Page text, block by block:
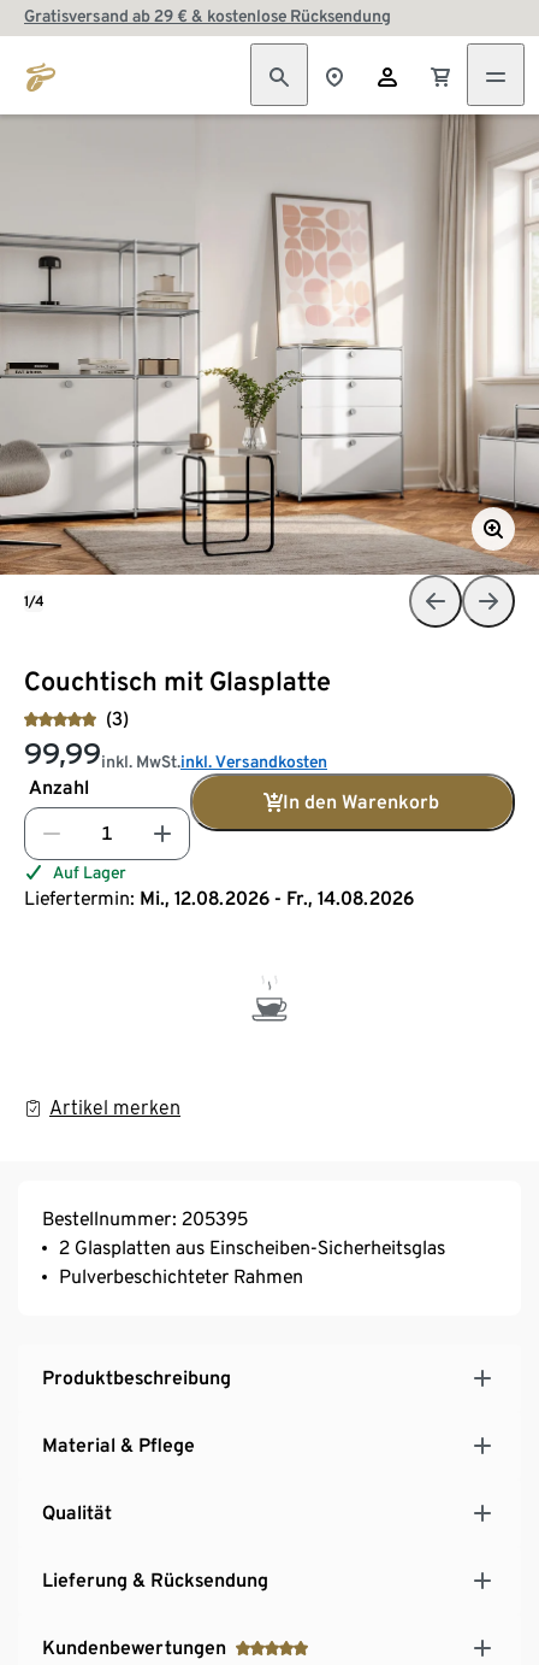
Gratisversand ab 29 € & kostenlose Rücksendung
Couchtisch mit Glasplatte
(3)
99,99inkl. MwSt.inkl. Versandkosten
Anzahl
In den Warenkorb
Auf Lager
Liefertermin: Mi., 12.08.2026 - Fr., 14.08.2026
Artikel merken
1/4
Bestellnummer: 205395
2 Glasplatten aus Einscheiben-Sicherheitsglas
Pulverbeschichteter Rahmen
Produktbeschreibung
Material & Pflege
Qualität
Lieferung & Rücksendung
Kundenbewertungen